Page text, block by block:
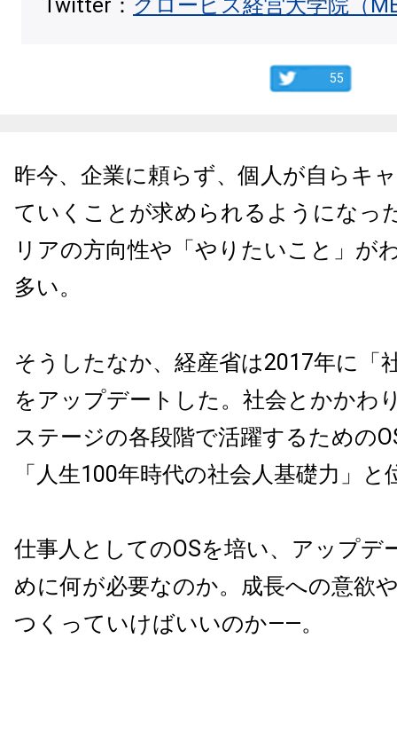
Twitter： グロービス経営大学院（
55
昨今、企業に頼らず、個人が自らキ
ていくことが求められるようになっ
リアの方向性や「やりたいこと」が
多い。
そうしたなか、経産省は2017年に「
をアップデートした。社会とかかわ
ステージの各段階で活躍するための
「人生100年時代の社会人基礎力」
仕事人としてのOSを培い、アップデ
めに何が必要なのか。成長への意欲
つくっていけばいいのか――。